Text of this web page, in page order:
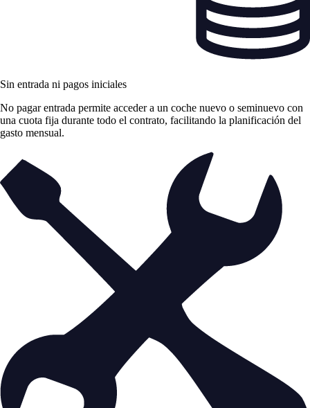
Sin entrada ni pagos iniciales
No pagar entrada permite acceder a un coche nuevo o seminuevo con
una cuota fija durante todo el contrato, facilitando la planificación del
gasto mensual.